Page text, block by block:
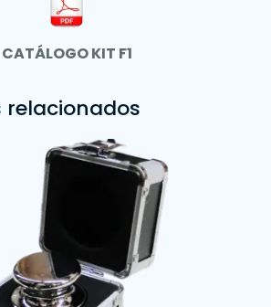
CATÁLOGO KIT F1
relacionados